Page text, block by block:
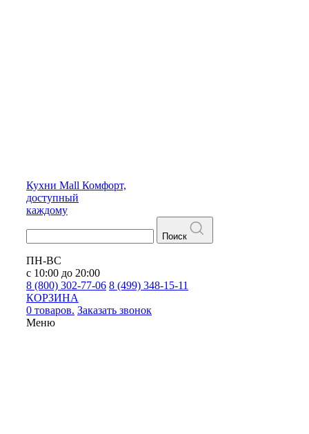
Кухни Mall Комфорт,
доступный
каждому
Поиск
ПН-ВС
с 10:00 до 20:00
8 (800) 302-77-06 8 (499) 348-15-11
КОРЗИНА
0 товаров. Заказать звонок
Меню